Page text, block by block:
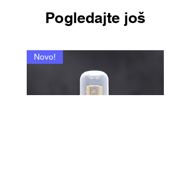
Pogledajte još
Novo!